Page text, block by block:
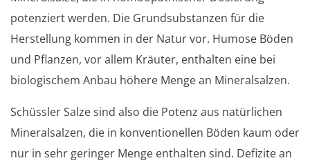
potenziert werden. Die Grundsubstanzen für die
Herstellung kommen in der Natur vor. Humose Böden
und Pflanzen, vor allem Kräuter, enthalten eine bei
biologischem Anbau höhere Menge an Mineralsalzen.
Schüssler Salze sind also die Potenz aus natürlichen
Mineralsalzen, die in konventionellen Böden kaum oder
nur in sehr geringer Menge enthalten sind. Defizite an